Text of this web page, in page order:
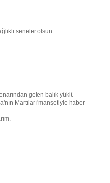
seneler olsun
gelen balık yüklü
Martıları"manşetiyle haber